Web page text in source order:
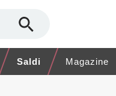
Saldi Magazine